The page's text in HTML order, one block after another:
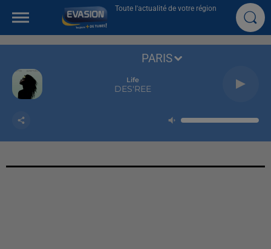
Toute l'actualité de votre région
Life
DES'REE
PARIS